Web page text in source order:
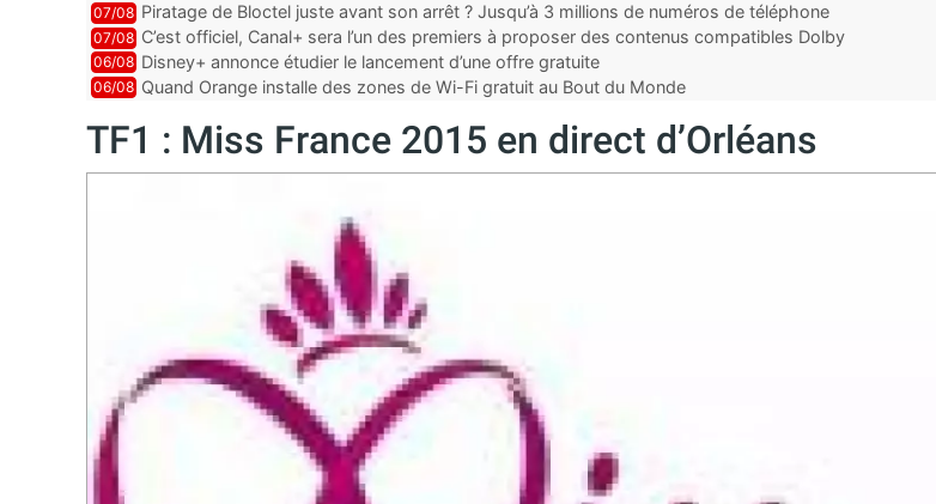
07/08 Piratage de Bloctel juste avant son arrêt ? Jusqu’à 3 millions de numéros de téléphone
auraient fuité
07/08 C’est officiel, Canal+ sera l’un des premiers à proposer des contenus compatibles Dolby
Vision 2
06/08 Disney+ annonce étudier le lancement d’une offre gratuite
06/08 Quand Orange installe des zones de Wi-Fi gratuit au Bout du Monde
TF1 : Miss France 2015 en direct d’Orléans